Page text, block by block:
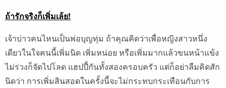
ถ้ารักจริงก็เพิ่มเล้ย!
เจ้าบ่าวคนไหนเป็นพ่อบุญทุ่ม ถ้าคุณคิดว่าเพื่อหญิงสาวหนึ่ง
เดียวในใจคนนี้เพิ่มนิด เพิ่มหน่อย หรือเพิ่มมากแล้วขนหน้าแข้ง
ไม่ร่วงก็จัดไปโลด แฮปปี้กันทั้งสองครอบครัว แต่ก็อย่าลืมคิดสัก
นิดว่า การเพิ่มสินสอดในครั้งนี้จะไม่กระทบกระเทือนกับการ